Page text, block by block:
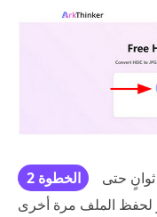
الخطوة 2
حتى
لحفظ الملف مرة أخرى